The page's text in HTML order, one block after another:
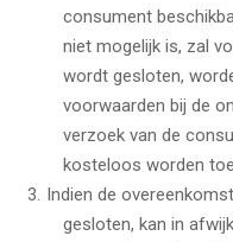
consument
niet mogelijk is, zal
wordt gesloten,
voorwaarden bij de
verzoek van de
kosteloos worden
Indien de
gesloten, kan in